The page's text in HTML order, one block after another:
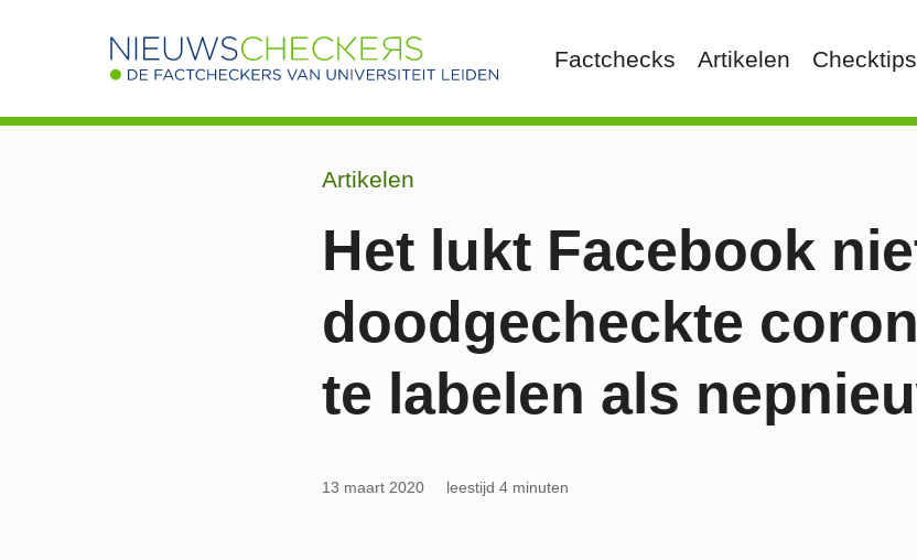
Factchecks Artikelen Checktips
Artikelen
Het lukt Facebook
doodgecheckte
te labelen als
13 maart 2020 leestijd 4 minuten